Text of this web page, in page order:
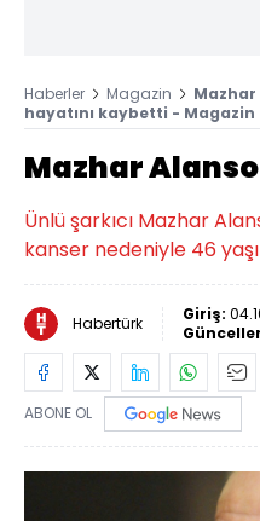
Haberler Magazin
Mazhar
hayatını kaybetti -
Mazhar
Ünlü şarkıcı Mazhar
kanser nedeniyle 46
Habertürk Giriş:
ABONE OL